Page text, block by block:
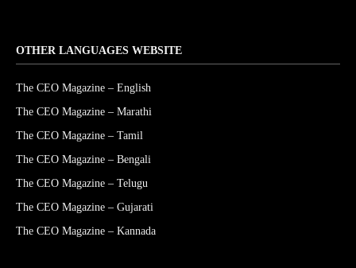
OTHER LANGUAGES WEBSITE
The CEO Magazine – English
The CEO Magazine – Marathi
The CEO Magazine – Tamil
The CEO Magazine – Bengali
The CEO Magazine – Telugu
The CEO Magazine – Gujarati
The CEO Magazine – Kannada